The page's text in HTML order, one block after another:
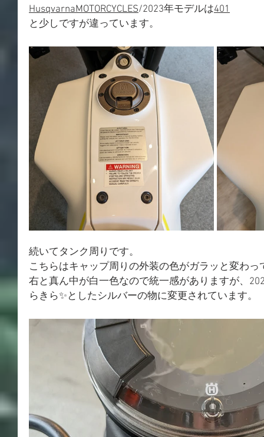
HusqvarnaMOTORCYCLES/2023年モデルは401
と少しですが違っています。
続いてタンク周りです。
こちらはキャップ周りの外装の色がガラッと変わ
右と真ん中が白一色なので統一感がありますが、
らきら✨としたシルバーの物に変更されています。